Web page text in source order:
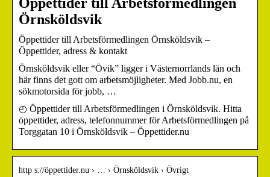
Örnsköldsvik
Öppettider till Arbetsförmedlingen Örnsköldsvik –
Öppettider, adress & kontakt
Örnsköldsvik eller “Övik” ligger i Västernorrlands län och
här finns det gott om arbetsmöjligheter. Med Jobb.nu, en
sökmotorsida för jobb, …
◴ Öppettider till Arbetsförmedlingen i Örnsköldsvik. Hitta
öppettider, adress, telefonnummer för Arbetsförmedlingen på
Torggatan 10 i Örnsköldsvik – Öppettider.nu
http s://öppettider.nu › … › Örnsköldsvik › Övrigt